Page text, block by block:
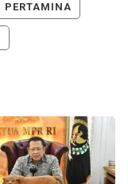
PERTAMINA